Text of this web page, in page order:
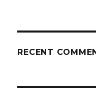
RECENT